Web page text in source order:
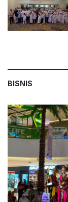
BISNIS